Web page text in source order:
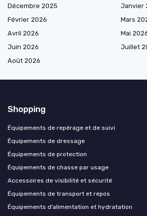
Décembre 2025
Janvier
Février 2026
Mars
Avril 2026
Mai
Juin 2026
Juillet
Août 2026
Shopping
Équipements de repérage et de suivi
Équipements de dressage
Équipements de protection
Équipements de chasse par usage
Accessoires de visibilité et sécurité
Équipements de transport et repos
Équipements d’alimentation et hydratation